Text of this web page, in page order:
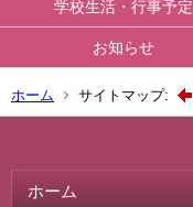
学校生活・行事予定
お知らせ
ホーム サイトマップ:
ホーム